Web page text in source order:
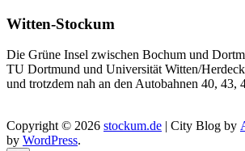
Witten-Stockum
Die Grüne Insel zwischen Bochum und
TU Dortmund und Universität Witten/
und trotzdem nah an den Autobahnen 40, 43,
Copyright © 2026 stockum.de | City Blog by
by WordPress.